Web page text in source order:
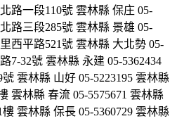
路一段110號 雲林縣 保庄 05-
路三段285號 雲林縣 景雄 05-
西平路521號 雲林縣 大北勢 05-
7-32號 雲林縣 永建 05-5362434
雲林縣 山好 05-5223195 雲林縣
雲林縣 春流 05-5575671 雲林縣
雲林縣 保長 05-5360729 雲林縣